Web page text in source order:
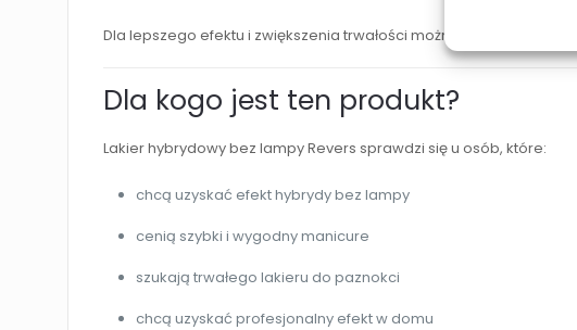
Dla lepszego efektu i zwiększenia trwałości można zastosować top
Dla kogo jest ten produkt?
Lakier hybrydowy bez lampy Revers sprawdzi się u osób, które:
chcą uzyskać efekt hybrydy bez lampy
cenią szybki i wygodny manicure
szukają trwałego lakieru do paznokci
chcą uzyskać profesjonalny efekt w domu